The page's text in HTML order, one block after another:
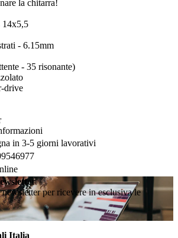
la chitarra!
14x5,5
- 6.15mm
- 35 risonante)
drive
in 3-5 giorni lavorativi
per ricevere in esclusiva le
Italia